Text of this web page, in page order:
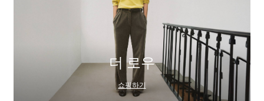
더 로우
쇼핑하기